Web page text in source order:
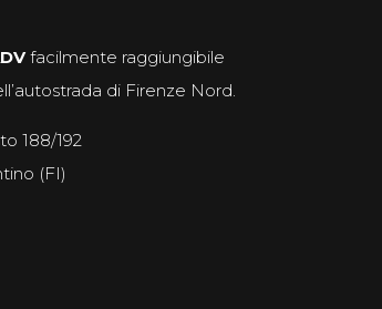
facilmente raggiungibile
di Firenze Nord.
188/192
(FI)